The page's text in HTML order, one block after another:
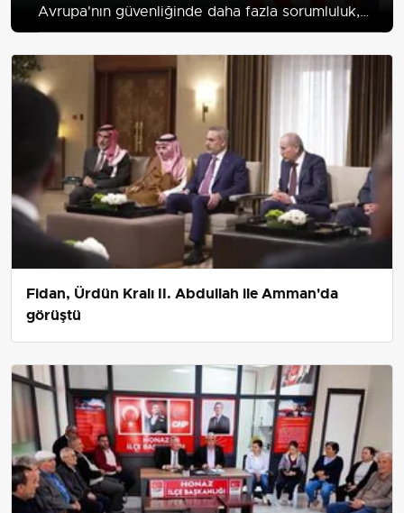
Avrupa'nın güvenliğinde daha fazla sorumluluk,
Hürmüz Boğazı'nda seyrüsefer güvenliği ve İran'ın
nükleer karşı duruşunu ele aldı.
Fidan, Ürdün Kralı II. Abdullah ile Amman'da
görüştü